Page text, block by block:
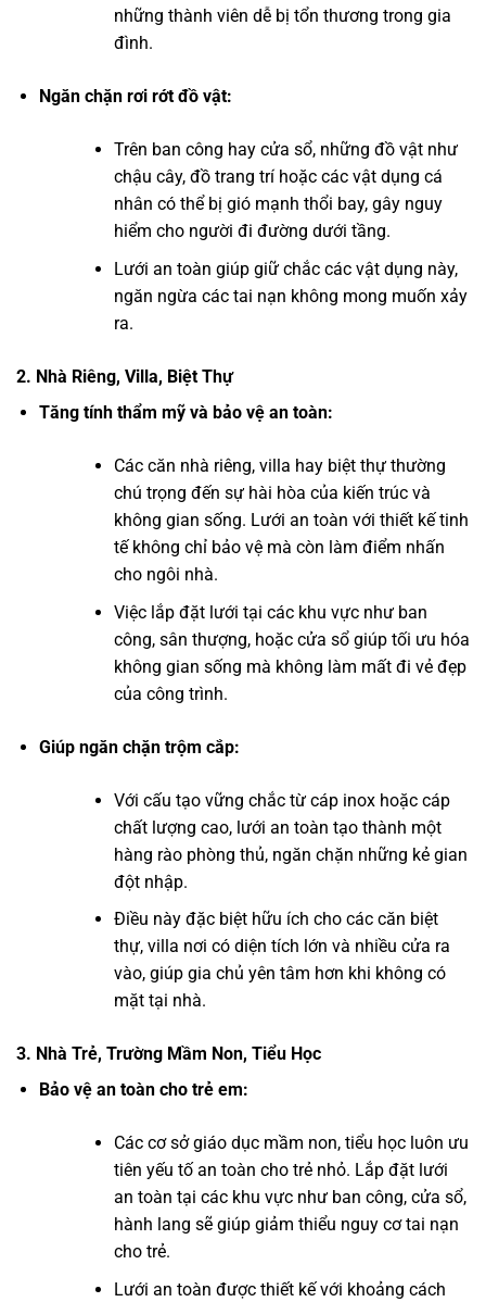
những thành viên dễ bị tổn thương trong gia
đình.
Ngăn chặn rơi rớt đồ vật:
Trên ban công hay cửa sổ, những đồ vật như
chậu cây, đồ trang trí hoặc các vật dụng cá
nhân có thể bị gió mạnh thổi bay, gây nguy
hiểm cho người đi đường dưới tầng.
Lưới an toàn giúp giữ chắc các vật dụng này,
ngăn ngừa các tai nạn không mong muốn xảy
ra.
2. Nhà Riêng, Villa, Biệt Thự
Tăng tính thẩm mỹ và bảo vệ an toàn:
Các căn nhà riêng, villa hay biệt thự thường
chú trọng đến sự hài hòa của kiến trúc và
không gian sống. Lưới an toàn với thiết kế tinh
tế không chỉ bảo vệ mà còn làm điểm nhấn
cho ngôi nhà.
Việc lắp đặt lưới tại các khu vực như ban
công, sân thượng, hoặc cửa sổ giúp tối ưu hóa
không gian sống mà không làm mất đi vẻ đẹp
của công trình.
Giúp ngăn chặn trộm cắp:
Với cấu tạo vững chắc từ cáp inox hoặc cáp
chất lượng cao, lưới an toàn tạo thành một
hàng rào phòng thủ, ngăn chặn những kẻ gian
đột nhập.
Điều này đặc biệt hữu ích cho các căn biệt
thự, villa nơi có diện tích lớn và nhiều cửa ra
vào, giúp gia chủ yên tâm hơn khi không có
mặt tại nhà.
3. Nhà Trẻ, Trường Mầm Non, Tiểu Học
Bảo vệ an toàn cho trẻ em:
Các cơ sở giáo dục mầm non, tiểu học luôn ưu
tiên yếu tố an toàn cho trẻ nhỏ. Lắp đặt lưới
an toàn tại các khu vực như ban công, cửa sổ,
hành lang sẽ giúp giảm thiểu nguy cơ tai nạn
cho trẻ.
Lưới an toàn được thiết kế với khoảng cách